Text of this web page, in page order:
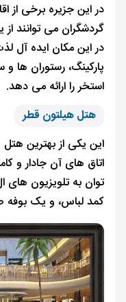
در این جزیره برخی از
گردشگران می توانند
در این مکان ایده آل
پارکینگ، رستوران ها
استخر را ارائه می دهد.
هتل هیلتون قطر
این یکی از بهترین
اتاق ‌های آن جادار و
توان به تلویزیون
کمد لباس، و یک بوفه